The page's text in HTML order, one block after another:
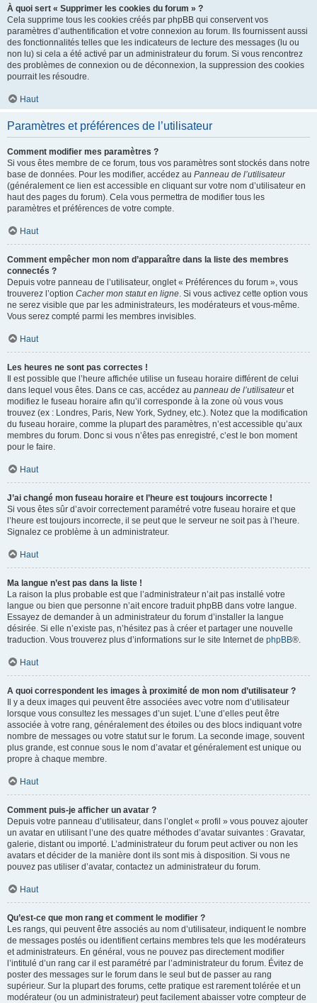
À quoi sert « Supprimer les cookies du forum » ?
Cela supprime tous les cookies créés par phpBB qui conservent vos
paramètres d’authentification et votre connexion au forum. Ils fournissent aussi
des fonctionnalités telles que les indicateurs de lecture des messages (lu ou
non lu) si cela a été activé par un administrateur du forum. Si vous rencontrez
des problèmes de connexion ou de déconnexion, la suppression des cookies
pourrait les résoudre.
Haut
Paramètres et préférences de l’utilisateur
Comment modifier mes paramètres ?
Si vous êtes membre de ce forum, tous vos paramètres sont stockés dans notre
base de données. Pour les modifier, accédez au Panneau de l’utilisateur
(généralement ce lien est accessible en cliquant sur votre nom d’utilisateur en
haut des pages du forum). Cela vous permettra de modifier tous les
paramètres et préférences de votre compte.
Haut
Comment empêcher mon nom d’apparaître dans la liste des membres
connectés ?
Depuis votre panneau de l’utilisateur, onglet « Préférences du forum », vous
trouverez l’option Cacher mon statut en ligne. Si vous activez cette option vous
ne serez visible que par les administrateurs, les modérateurs et vous-même.
Vous serez compté parmi les membres invisibles.
Haut
Les heures ne sont pas correctes !
Il est possible que l’heure affichée utilise un fuseau horaire différent de celui
dans lequel vous êtes. Dans ce cas, accédez au panneau de l’utilisateuret
modifiez le fuseau horaire afin qu’il corresponde à la zone où vous vous
trouvez (ex : Londres, Paris, New York, Sydney, etc.). Notez que la modification
du fuseau horaire, comme la plupart des paramètres, n’est accessible qu’aux
membres du forum. Donc si vous n’êtes pas enregistré, c’est le bon moment
pour le faire.
Haut
J’ai changé mon fuseau horaire et l’heure est toujours incorrecte !
Si vous êtes sûr d’avoir correctement paramétré votre fuseau horaire et que
l’heure est toujours incorrecte, il se peut que le serveur ne soit pas à l’heure.
Signalez ce problème à un administrateur.
Haut
Ma langue n’est pas dans la liste !
La raison la plus probable est que l’administrateur n’ait pas installé votre
langue ou bien que personne n’ait encore traduit phpBB dans votre langue.
Essayez de demander à un administrateur du forum d’installer la langue
désirée. Si elle n’existe pas, n’hésitez pas à créer et partager une nouvelle
traduction. Vous trouverez plus d’informations sur le site Internet de phpBB®.
Haut
A quoi correspondent les images à proximité de mon nom d’utilisateur ?
Il y a deux images qui peuvent être associées avec votre nom d’utilisateur
lorsque vous consultez les messages d’un sujet. L’une d’elles peut être
associée à votre rang, généralement des étoiles ou des blocs indiquant votre
nombre de messages ou votre statut sur le forum. La seconde image, souvent
plus grande, est connue sous le nom d’avatar et généralement est unique ou
propre à chaque membre.
Haut
Comment puis-je afficher un avatar ?
Depuis votre panneau d’utilisateur, dans l’onglet « profil » vous pouvez ajouter
un avatar en utilisant l’une des quatre méthodes d’avatar suivantes : Gravatar,
galerie, distant ou importé. L’administrateur du forum peut activer ou non les
avatars et décider de la manière dont ils sont mis à disposition. Si vous ne
pouvez pas utiliser d’avatar, contactez un administrateur du forum.
Haut
Qu’est-ce que mon rang et comment le modifier ?
Les rangs, qui peuvent être associés au nom d’utilisateur, indiquent le nombre
de messages postés ou identifient certains membres tels que les modérateurs
et administrateurs. En général, vous ne pouvez pas directement modifier
l’intitulé d’un rang car il est paramétré par l’administrateur du forum. Évitez de
poster des messages sur le forum dans le seul but de passer au rang
supérieur. Sur la plupart des forums, cette pratique est rarement tolérée et un
modérateur (ou un administrateur) peut facilement abaisser votre compteur de